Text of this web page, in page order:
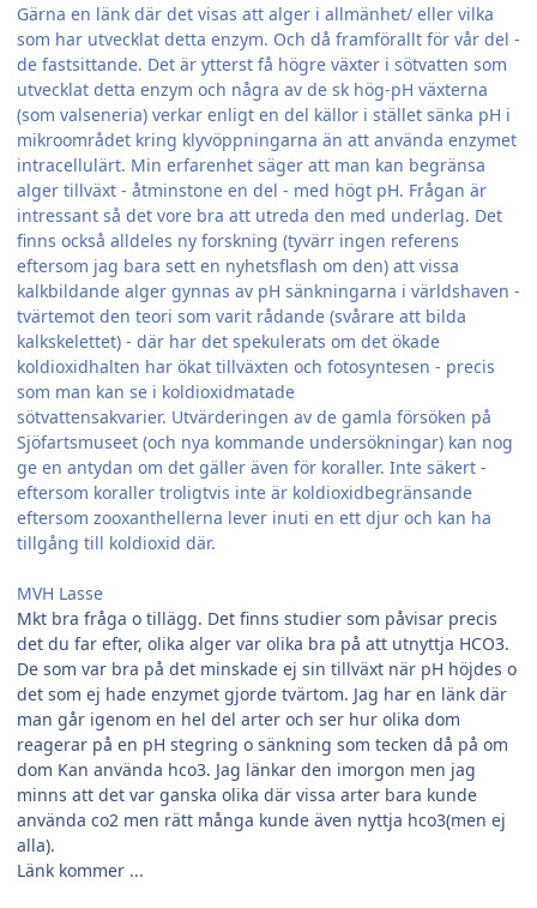
Gärna en länk där det visas att alger i allmänhet/ eller vilka
som har utvecklat detta enzym. Och då framförallt för vår del -
de fastsittande. Det är ytterst få högre växter i sötvatten som
utvecklat detta enzym och några av de sk hög-pH växterna
(som valseneria) verkar enligt en del källor i stället sänka pH i
mikroområdet kring klyvöppningarna än att använda enzymet
intracellulärt. Min erfarenhet säger att man kan begränsa
alger tillväxt - åtminstone en del - med högt pH. Frågan är
intressant så det vore bra att utreda den med underlag. Det
finns också alldeles ny forskning (tyvärr ingen referens
eftersom jag bara sett en nyhetsflash om den) att vissa
kalkbildande alger gynnas av pH sänkningarna i världshaven -
tvärtemot den teori som varit rådande (svårare att bilda
kalkskelettet) - där har det spekulerats om det ökade
koldioxidhalten har ökat tillväxten och fotosyntesen - precis
som man kan se i koldioxidmatade
sötvattensakvarier. Utvärderingen av de gamla försöken på
Sjöfartsmuseet (och nya kommande undersökningar) kan nog
ge en antydan om det gäller även för koraller. Inte säkert -
eftersom koraller troligtvis inte är koldioxidbegränsande
eftersom zooxanthellerna lever inuti en ett djur och kan ha
tillgång till koldioxid där.
MVH Lasse
Mkt bra fråga o tillägg. Det finns studier som påvisar precis
det du far efter, olika alger var olika bra på att utnyttja HCO3.
De som var bra på det minskade ej sin tillväxt när pH höjdes o
det som ej hade enzymet gjorde tvärtom. Jag har en länk där
man går igenom en hel del arter och ser hur olika dom
reagerar på en pH stegring o sänkning som tecken då på om
dom Kan använda hco3. Jag länkar den imorgon men jag
minns att det var ganska olika där vissa arter bara kunde
använda co2 men rätt många kunde även nyttja hco3(men ej
alla).
Länk kommer ...